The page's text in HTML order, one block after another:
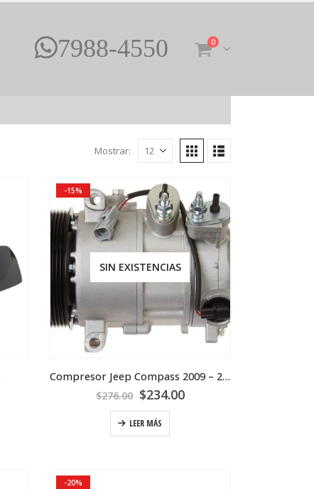
7988-4550 0
Mostrar:
-15%
SIN EXISTENCIAS
Compresor Jeep Compass 2009 – 2017
$276.00 $234.00
LEER MÁS
-20%